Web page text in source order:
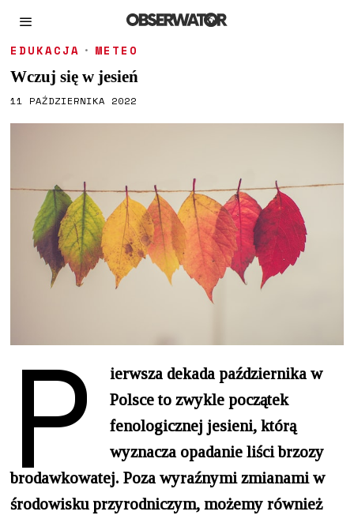
EDUKACJA · METEO
Wczuj się w jesień
11 PAŹDZIERNIKA 2022
P
ierwsza dekada października w
Polsce to zwykle początek
fenologicznej jesieni, którą
wyznacza opadanie liści brzozy
brodawkowatej. Poza wyraźnymi zmianami w
środowisku przyrodniczym, możemy również